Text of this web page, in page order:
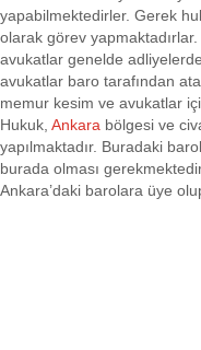
yapabilmektedirler. Gerek
olarak görev
avukatlar genelde
avukatlar baro tarafından
memur kesim ve avukatlar
Hukuk, Ankara bölgesi ve
yapılmaktadır. Buradaki
burada olması
Ankara’daki barolara üye